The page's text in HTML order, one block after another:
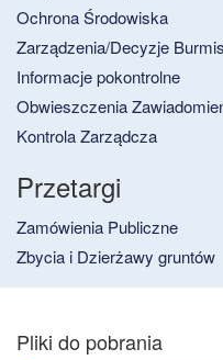
Ochrona Środowiska
Zarządzenia/Decyzje
Informacje pokontrolne
Obwieszczenia
Kontrola Zarządcza
Przetargi
Zamówienia Publiczne
Zbycia i Dzierżawy gruntów